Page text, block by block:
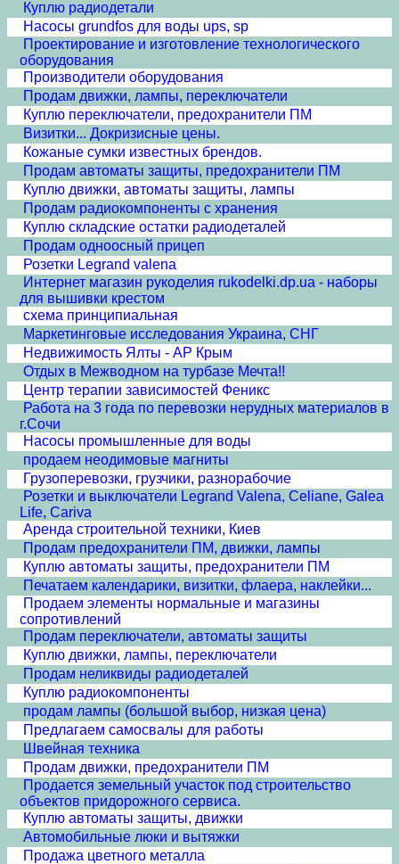
Куплю радиодетали
Насосы grundfos для воды ups, sp
Проектирование и изготовление технологического
оборудования
Производители оборудования
Продам движки, лампы, переключатели
Куплю переключатели, предохранители ПМ
Визитки... Докризисные цены.
Кожаные сумки известных брендов.
Продам автоматы защиты, предохранители ПМ
Куплю движки, автоматы защиты, лампы
Продам радиокомпоненты с хранения
Куплю складские остатки радиодеталей
Продам одноосный прицеп
Розетки Legrand valena
Интернет магазин рукоделия rukodelki.dp.ua - наборы
для вышивки крестом
схема принципиальная
Маркетинговые исследования Украина, СНГ
Недвижимость Ялты - АР Крым
Отдых в Межводном на турбазе Мечта!!
Центр терапии зависимостей Феникс
Работа на 3 года по перевозки нерудных материалов в
г.Сочи
Насосы промышленные для воды
продаем неодимовые магниты
Грузоперевозки, грузчики, разнорабочие
Розетки и выключатели Legrand Valena, Celiane, Galea
Life, Cariva
Аренда строительной техники, Киев
Продам предохранители ПМ, движки, лампы
Куплю автоматы защиты, предохранители ПМ
Печатаем календарики, визитки, флаера, наклейки...
Продаем элементы нормальные и магазины
сопротивлений
Продам переключатели, автоматы защиты
Куплю движки, лампы, переключатели
Продам неликвиды радиодеталей
Куплю радиокомпоненты
продам лампы (большой выбор, низкая цена)
Предлагаем самосвалы для работы
Швейная техника
Продам движки, предохранители ПМ
Продается земельный участок под строительство
объектов придорожного сервиса.
Куплю автоматы защиты, движки
Автомобильные люки и вытяжки
Продажа цветного металла